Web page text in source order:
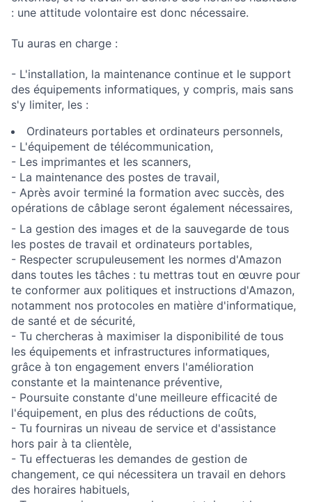
: une attitude volontaire est donc nécessaire.
Tu auras en charge :
- L'installation, la maintenance continue et le support
des équipements informatiques, y compris, mais sans
s'y limiter, les :
Ordinateurs portables et ordinateurs personnels,
- L'équipement de télécommunication,
- Les imprimantes et les scanners,
- La maintenance des postes de travail,
- Après avoir terminé la formation avec succès, des
opérations de câblage seront également nécessaires,
- La gestion des images et de la sauvegarde de tous
les postes de travail et ordinateurs portables,
- Respecter scrupuleusement les normes d'Amazon
dans toutes les tâches : tu mettras tout en œuvre pour
te conformer aux politiques et instructions d'Amazon,
notamment nos protocoles en matière d'informatique,
de santé et de sécurité,
- Tu chercheras à maximiser la disponibilité de tous
les équipements et infrastructures informatiques,
grâce à ton engagement envers l'amélioration
constante et la maintenance préventive,
- Poursuite constante d'une meilleure efficacité de
l'équipement, en plus des réductions de coûts,
- Tu fourniras un niveau de service et d'assistance
hors pair à ta clientèle,
- Tu effectueras les demandes de gestion de
changement, ce qui nécessitera un travail en dehors
des horaires habituels,